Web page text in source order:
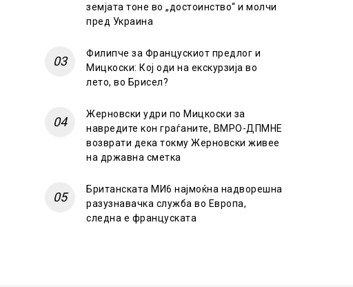
земјата тоне во „достоинство“ и молчи
пред Украина
Филипче за Францускиот предлог и
Мицкоски: Кој оди на екскурзија во
лето, во Брисел?
Жерновски удри по Мицкоски за
навредите кон граѓаните, ВМРО-ДПМНЕ
возврати дека токму Жерновски живее
на државна сметка
Британската МИ6 најмоќна надворешна
разузнавачка служба во Европа,
следна е француската